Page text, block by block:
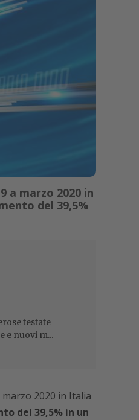
a marzo 2020 in
del 39,5%
testate
e nuovi m...
2020 in Italia
del 39,5% in un